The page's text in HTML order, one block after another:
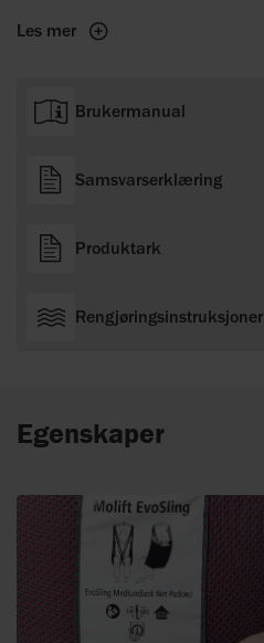
Les mer
Brukermanual
Samsvarserklæring
Produktark
Rengjøringsinstruksjoner
Egenskaper